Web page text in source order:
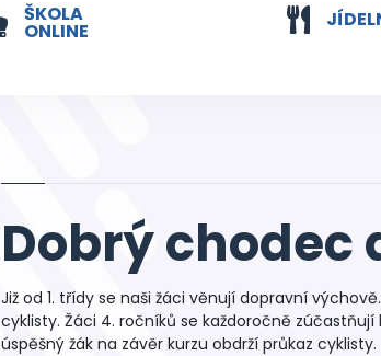
ŠKOLA
ONLINE
Dobrý chodec
Již od 1. třídy se naši žáci věnují dopravní
cyklisty. Žáci 4. ročníků se každoročně
úspěšný žák na závěr kurzu obdrží průkaz cyklisty.